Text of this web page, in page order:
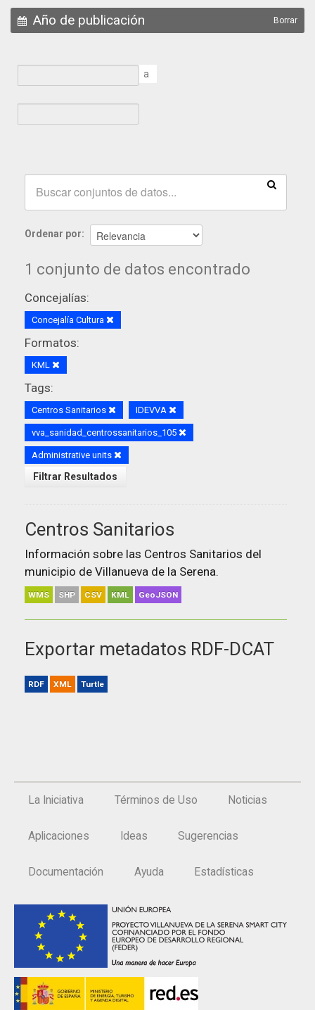
Año de publicación Borrar
a
Ordenar por
1 conjunto de datos encontrado
Concejalías:
Concejalía Cultura
Formatos:
KML
Tags:
Centros Sanitarios IDEVVA
vva_sanidad_centrossanitarios_105
Administrative units
Filtrar Resultados
Centros Sanitarios
Información sobre las Centros Sanitarios del
municipio de Villanueva de la Serena.
WMS SHP CSV KML GeoJSON
Exportar metadatos RDF-DCAT
RDF XML Turtle
La Iniciativa Términos de Uso Noticias
Aplicaciones Ideas Sugerencias
Documentación Ayuda Estadísticas